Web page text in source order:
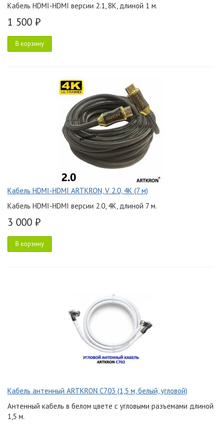
Кабель HDMI-HDMI версии 2.1, 8K, длиной 1 м.
1 500 ₽
В корзину
Кабель HDMI-HDMI ARTKRON, V 2.0, 4K (7 м)
Кабель HDMI-HDMI версии 2.0, 4K, длиной 7 м.
3 000 ₽
В корзину
Кабель антенный ARTKRON C703 (1,5 м, белый, угловой)
Антенный кабель в белом цвете с угловыми разъемами длиной
1,5 м.